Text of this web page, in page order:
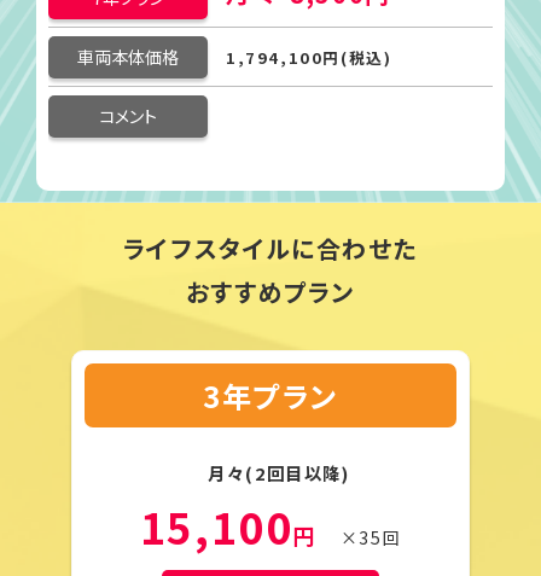
車両本体価格 1,794,100円(税込)
コメント
ライフスタイルに合わせた
おすすめプラン
3年プラン
月々(2回目以降)
15,100円 ×35回